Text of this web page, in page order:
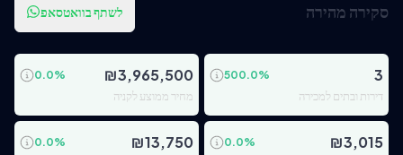
סקירה מהירה לשתף בוואטסאפ
3
500.0%
דירות ובתים למכירה
₪3,965,500
0.0%
מחיר ממוצע לקניה
₪3,015
0.0%
₪13,750
0.0%